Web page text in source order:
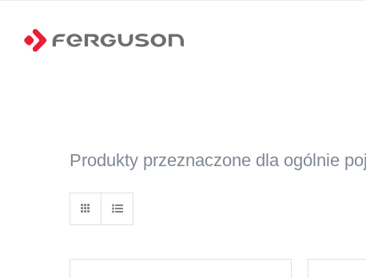
Produkty przeznaczone dla ogólnie